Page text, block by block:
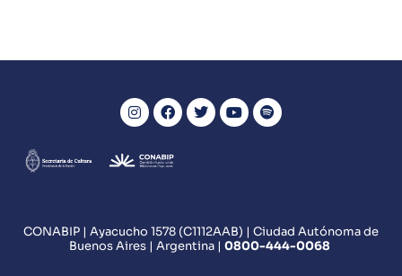
CONABIP | Ayacucho 1578 (C1112AAB) | Ciudad Autónoma de
Buenos Aires | Argentina | 0800-444-0068